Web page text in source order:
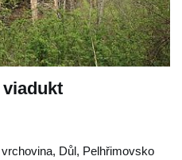
, Důl, Pelhřimovsko